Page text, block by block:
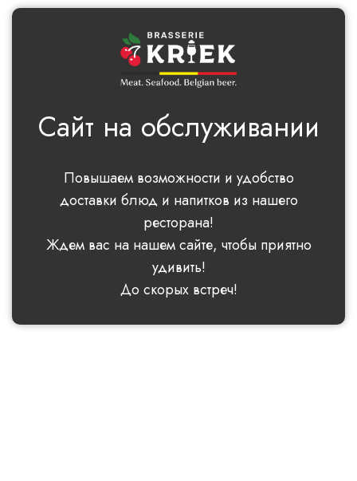
Сайт на обслуживании
Повышаем возможности и удобство
доставки блюд и напитков из нашего
ресторана!
Ждем вас на нашем сайте, чтобы приятно
удивить!
До скорых встреч!